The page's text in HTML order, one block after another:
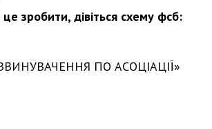
зробити, дівіться схему фсб:
ПО АСОЦІАЦІЇ»